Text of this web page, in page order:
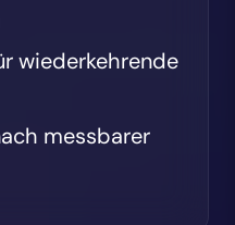
wiederkehrende
messbarer